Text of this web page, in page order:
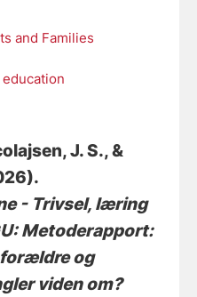
and Families
J. S., &
- Trivsel, læring
Metoderapport:
forældre og
viden om?